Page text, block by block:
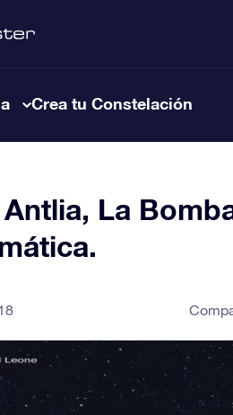
Crea tu Constelación
La